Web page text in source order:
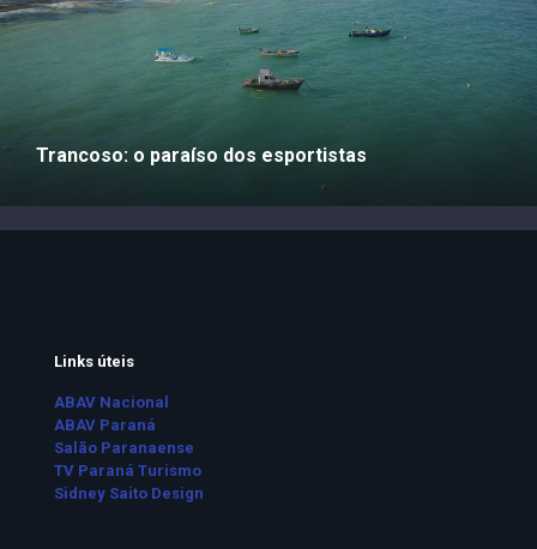
Trancoso: o paraíso dos esportistas
Links úteis
ABAV Nacional
ABAV Paraná
Salão Paranaense
TV Paraná Turismo
Sidney Saito Design